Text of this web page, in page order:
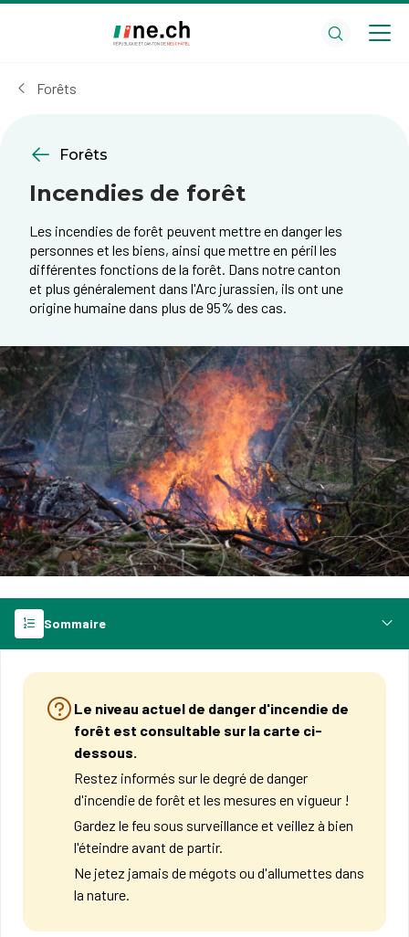
cookies
Forêts
Forêts
Incendies de forêt
Les incendies de forêt peuvent mettre en danger les
personnes et les biens, ainsi que mettre en péril les
différentes fonctions de la forêt. Dans notre canton
et plus généralement dans l'Arc jurassien, ils ont une
origine humaine dans plus de 95% des cas.
Sommaire
Le niveau actuel de danger d'incendie de
forêt est consultable sur la carte ci-
dessous.
Restez informés sur le degré de danger
d'incendie de forêt et les mesures en vigueur !
Gardez le feu sous surveillance et veillez à bien
l'éteindre avant de partir.
Ne jetez jamais de mégots ou d'allumettes dans
la nature.